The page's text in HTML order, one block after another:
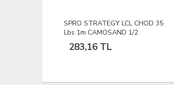
GAMAKATSU A1G-Carp Super
Olta İğnesi No:8 1/10
350,32 TL